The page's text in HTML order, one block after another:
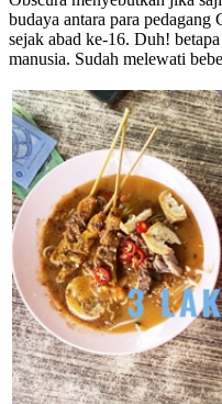
budaya antara para pedagang
sejak abad ke-16. Duh!
manusia. Sudah melewati